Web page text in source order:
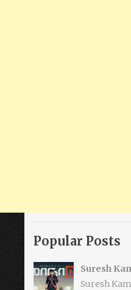
Popular Posts
Suresh
Suresh